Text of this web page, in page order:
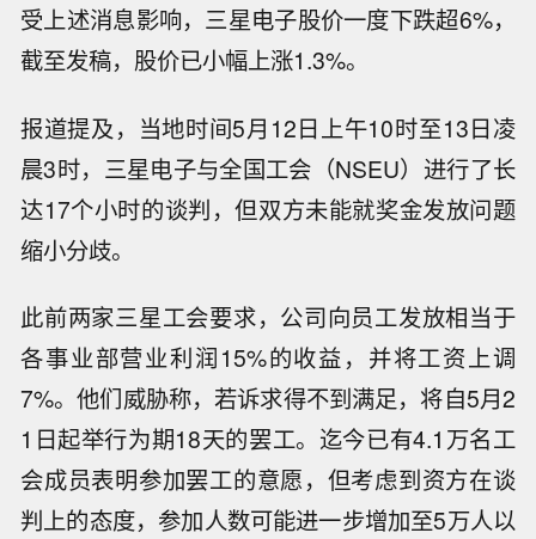
受上述消息影响，三星电子股价一度下跌超6%，
截至发稿，股价已小幅上涨1.3%。
报道提及，当地时间5月12日上午10时至13日凌
晨3时，三星电子与全国工会（NSEU）进行了长
达17个小时的谈判，但双方未能就奖金发放问题
缩小分歧。
此前两家三星工会要求，公司向员工发放相当于
各事业部营业利润15%的收益，并将工资上调
7%。他们威胁称，若诉求得不到满足，将自5月2
1日起举行为期18天的罢工。迄今已有4.1万名工
会成员表明参加罢工的意愿，但考虑到资方在谈
判上的态度，参加人数可能进一步增加至5万人以